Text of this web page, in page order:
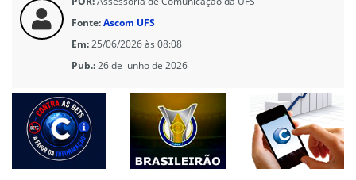
Fonte:Ascom UFS
Em:25/06/2026 às 08:08
Pub.:26 de junho de 2026